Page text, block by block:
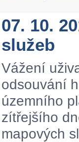
07. 10.
služeb
Vážení
odsouvání
územního
zítřejšího
mapových